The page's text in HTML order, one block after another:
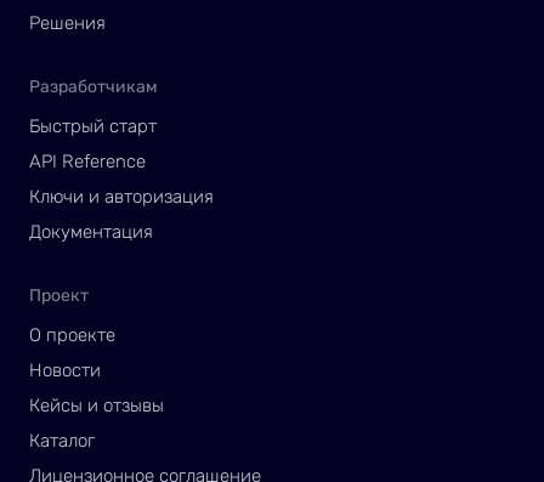
Решения
Разработчикам
Быстрый старт
API Reference
Ключи и авторизация
Документация
Проект
О проекте
Новости
Кейсы и отзывы
Каталог
Лицензионное соглашение